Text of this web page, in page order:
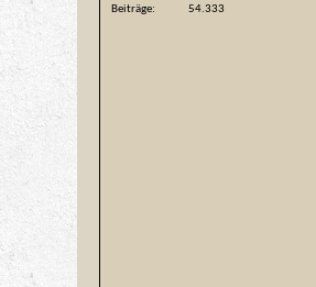
Beiträge
54.333